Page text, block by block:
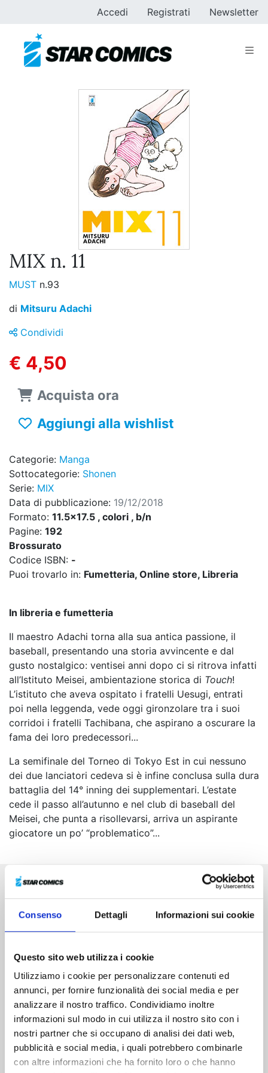
Consenso Dettagli Informazioni sui cookie
Questo sito web utilizza i cookie
Utilizziamo i cookie per personalizzare contenuti ed
annunci, per fornire funzionalità dei social media e per
analizzare il nostro traffico. Condividiamo inoltre
informazioni sul modo in cui utilizza il nostro sito con i
nostri partner che si occupano di analisi dei dati web,
pubblicità e social media, i quali potrebbero combinarle
con altre informazioni che ha fornito loro o che hanno
Accedi Registrati Newsletter
MIX n. 11
MUST n.93
di Mitsuru Adachi
Condividi
€ 4,50
Acquista ora
Aggiungi alla wishlist
Categorie: Manga
Sottocategorie: Shonen
Serie: MIX
Data di pubblicazione: 19/12/2018
Formato: 11.5x17.5 , colori , b/n
Pagine: 192
Brossurato
Codice ISBN: -
Puoi trovarlo in: Fumetteria, Online store, Libreria
In libreria e fumetteria
Il maestro Adachi torna alla sua antica passione, il
baseball, presentando una storia avvincente e dal
gusto nostalgico: ventisei anni dopo ci si ritrova infatti
all’Istituto Meisei, ambientazione storica di Touch!
L’istituto che aveva ospitato i fratelli Uesugi, entrati
poi nella leggenda, vede oggi gironzolare tra i suoi
corridoi i fratelli Tachibana, che aspirano a oscurare la
fama dei loro predecessori...
La semifinale del Torneo di Tokyo Est in cui nessuno
dei due lanciatori cedeva si è infine conclusa sulla dura
battaglia del 14° inning dei supplementari. L’estate
cede il passo all’autunno e nel club di baseball del
Meisei, che punta a risollevarsi, arriva un aspirante
giocatore un po’ “problematico”...
Altri volumi della serie